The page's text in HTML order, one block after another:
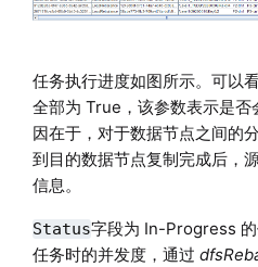
任务执行进度如图所示。可以
全部为 True，该参数表示是
因在于，对于数据节点之间的
到目的数据节点复制完成后，
信息。
Status字段为 In-Progress
任务时的并发度，通过